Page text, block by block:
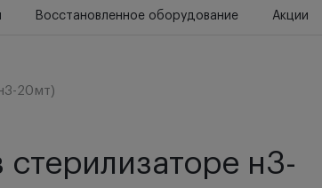
Восстановленное оборудование Акции
20мт)
н3-